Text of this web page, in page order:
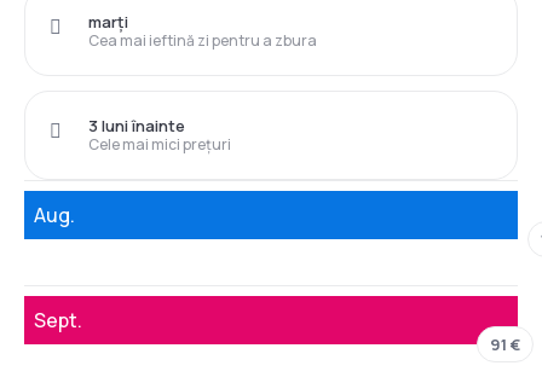
Cea mai ieftină zi pentru a zbura
marți
Cele mai mici prețuri
3 luni înainte
Aug.
Sept.
91 €